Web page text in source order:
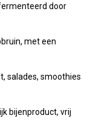
door
met een
salades, smoothies
bijenproduct, vrij